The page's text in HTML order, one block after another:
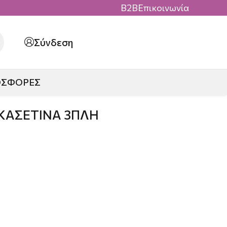
B2BΕπικοινωνία
Σύνδεση
ΚΑΣΕΤΙΝΑ 3ΠΛΗ